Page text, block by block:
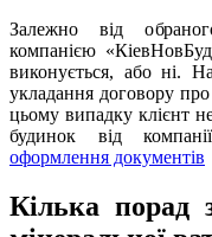
Залежно від
компанією
виконується, або ні.
укладання договору
цьому випадку клієнт
будинок від
оформлення документів
Кілька порад